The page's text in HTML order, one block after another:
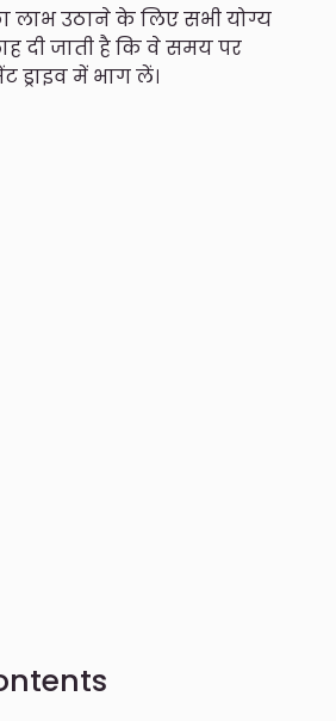
लाभ उठाने के लिए सभी योग्य
दी जाती है कि वे समय पर
में भाग लें।